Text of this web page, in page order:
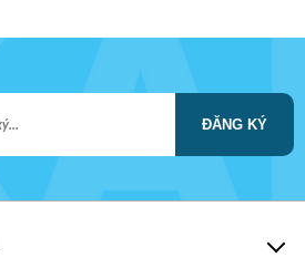
ĐĂNG KÝ